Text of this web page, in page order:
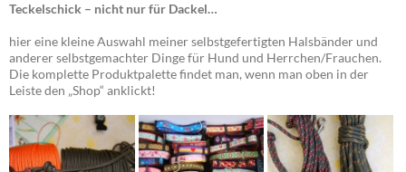
Teckelschick – nicht nur für Dackel…
hier eine kleine Auswahl meiner selbstgefertigten Halsbänder und
anderer selbstgemachter Dinge für Hund und Herrchen/Frauchen.
Die komplette Produktpalette findet man, wenn man oben in der
Leiste den „Shop“ anklickt!